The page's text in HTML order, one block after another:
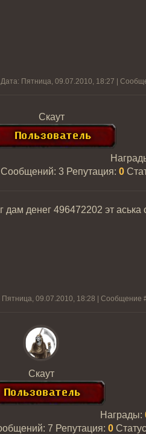
Дата: Пятница, 09.07.2010, 18:27 |
Скаут
Сообщений: 3 Репутация: 0
дам денег 496472202 эт аська
Пятница, 09.07.2010, 18:28 | Сообщение
Скаут
7
Награды:
Репутация: 0